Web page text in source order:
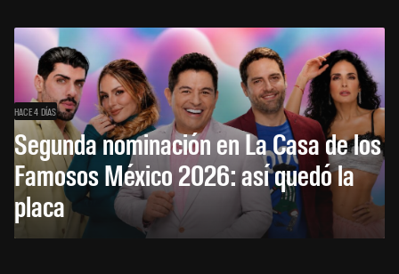
HACE 4 DÍAS
Segunda nominación en La Casa de los
Famosos México 2026: así quedó la
placa